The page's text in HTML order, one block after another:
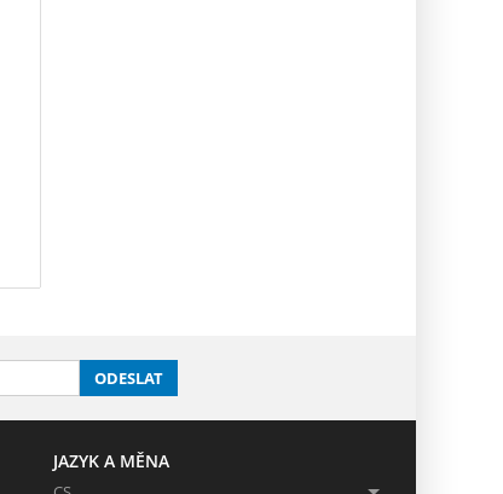
ODESLAT
JAZYK A MĚNA